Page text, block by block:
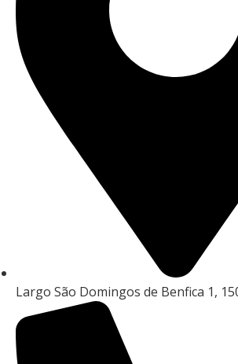
Largo São Domingos de Benfica 1,